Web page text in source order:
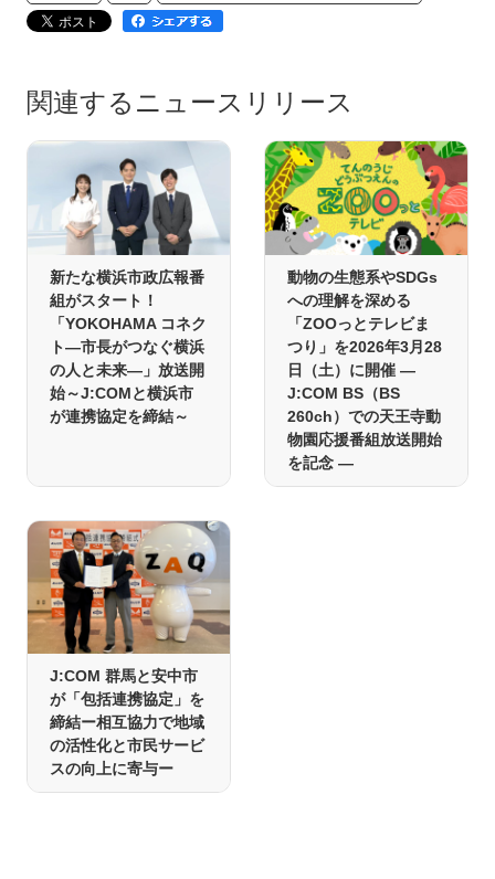
関連するニュースリリース
新たな横浜市政広報番
組がスタート！
「YOKOHAMA コネク
ト―市長がつなぐ横浜
の人と未来―」放送開
始～J:COMと横浜市
が連携協定を締結～
動物の生態系やSDGs
への理解を深める
「ZOOっとテレビま
つり」を2026年3月28
日（土）に開催 ―
J:COM BS（BS
260ch）での天王寺動
物園応援番組放送開始
を記念 ―
J:COM 群馬と安中市
が「包括連携協定」を
締結ー相互協力で地域
の活性化と市民サービ
スの向上に寄与ー